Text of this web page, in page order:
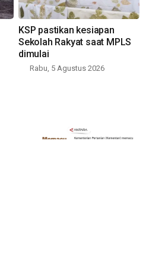
KSP pastikan kesiapan
Sekolah Rakyat saat MPLS
dimulai
Rabu, 5 Agustus 2026